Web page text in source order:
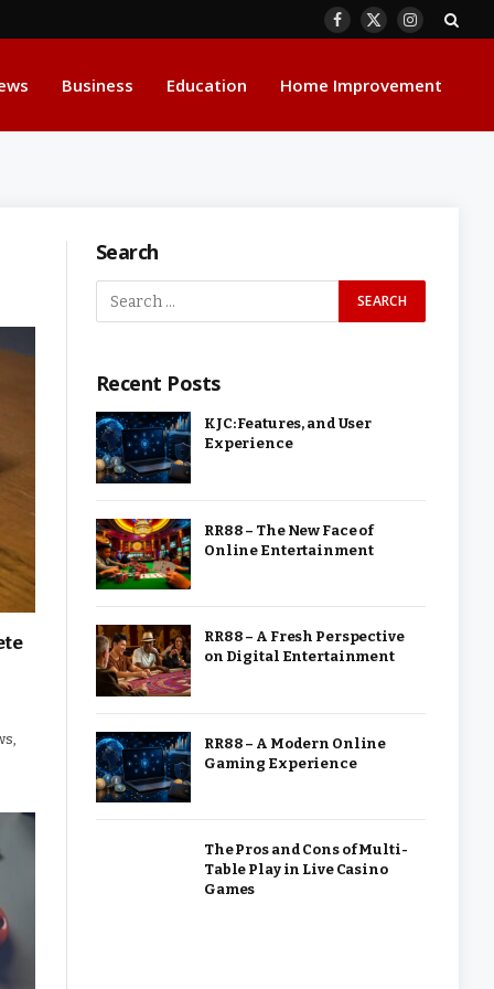
Facebook
X
Instagram
Business Education Home Improvement
Search
Recent Posts
KJC: Features, and User
Experience
RR88 – The New Face of
Online Entertainment
RR88 – A Fresh Perspective
on Digital Entertainment
RR88 – A Modern Online
Gaming Experience
The Pros and Cons of Multi-
Table Play in Live Casino
Games